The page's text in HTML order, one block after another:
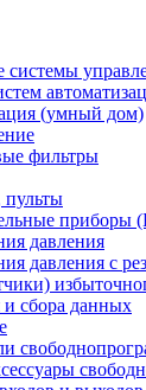
системы
(умный дом)
фильтры
давления
давления с
сбора данных